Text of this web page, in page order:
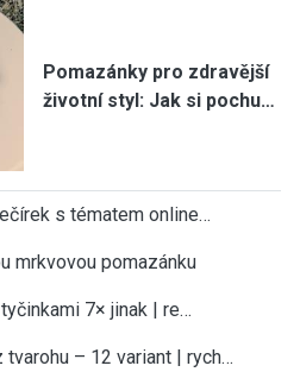
Pomazánky pro zdravější
životní styl: Jak si pochu…
s tématem online…
mrkvovou pomazánku
7× jinak | re…
– 12 variant | rych…